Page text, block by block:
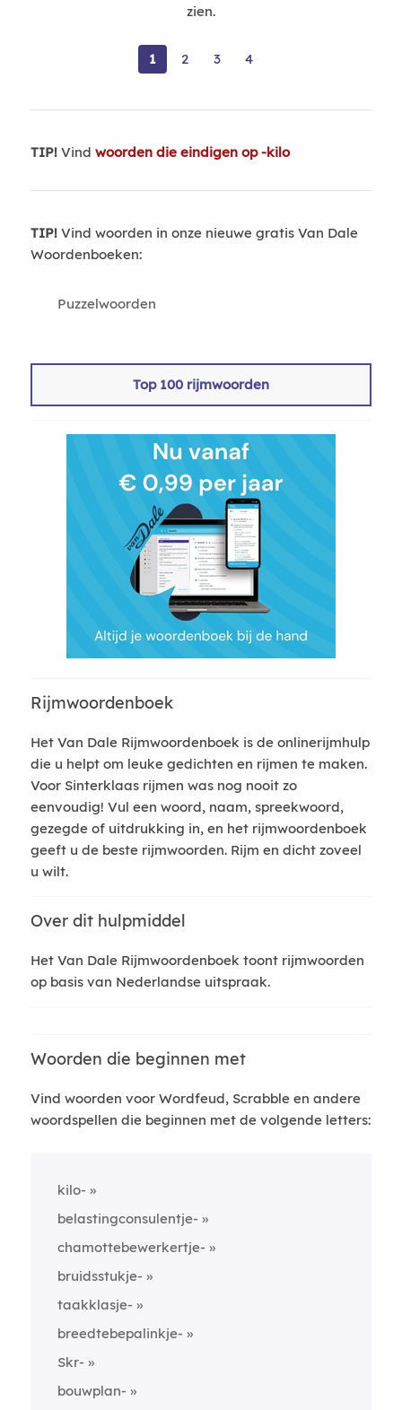
zien.
1 2 3 4
TIP!Vind woorden die eindigen op -kilo
TIP!Vind woorden in onze nieuwe gratis Van Dale
Woordenboeken:
Puzzelwoorden
Top 100 rijmwoorden
Rijmwoordenboek
Het Van Dale Rijmwoordenboek is de onlinerijmhulp
die u helpt om leuke gedichten en rijmen te maken.
Voor Sinterklaas rijmen was nog nooit zo
eenvoudig! Vul een woord, naam, spreekwoord,
gezegde of uitdrukking in, en het rijmwoordenboek
geeft u de beste rijmwoorden. Rijm en dicht zoveel
u wilt.
Over dit hulpmiddel
Het Van Dale Rijmwoordenboek toont rijmwoorden
op basis van Nederlandse uitspraak.
Woorden die beginnen met
Vind woorden voor Wordfeud, Scrabble en andere
woordspellen die beginnen met de volgende letters:
kilo-
belastingconsulentje-
chamottebewerkertje-
bruidsstukje-
taakklasje-
breedtebepalinkje-
Skr-
bouwplan-